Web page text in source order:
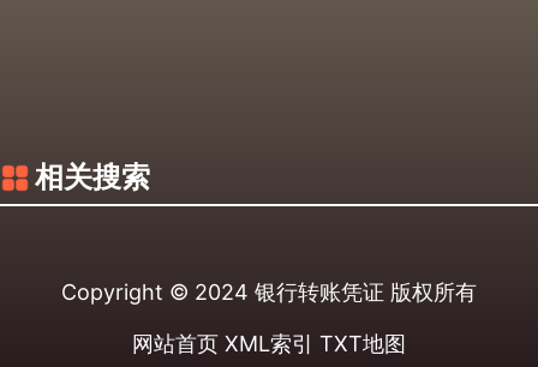
相关搜索
Copyright © 2024 银行转账凭证 版权所有
网站首页 XML索引 TXT地图